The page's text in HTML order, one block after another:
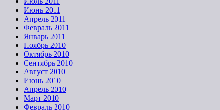
Июнь 2011
Апрель 2011
Февраль 2011
Январь 2011
Ноябрь 2010
Октябрь 2010
Сентябрь 2010
Август 2010
Июнь 2010
Апрель 2010
Март 2010
Февраль 2010